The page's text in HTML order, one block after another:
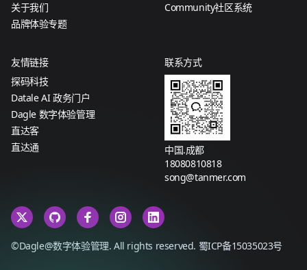
关于我们
品牌体验专题
Community社区系统
友情链接
探码科技
Datale AI 政务门户
Dagle 数字体验管理
直达客
直达通
联系方式
中国.成都
18080810818
song@tanmer.com
©Dagle@数字体验管理. All rights reserved. 蜀ICP备15035023号